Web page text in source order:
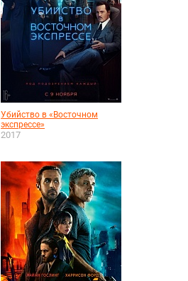
Убийство в «Восточном
экспрессе»
2017